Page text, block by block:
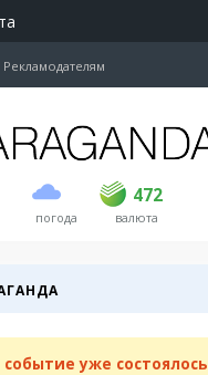
Рекламодателям
погода
472
покупка продажа
USD 469 472
EUR валюта
событие уже состоялось